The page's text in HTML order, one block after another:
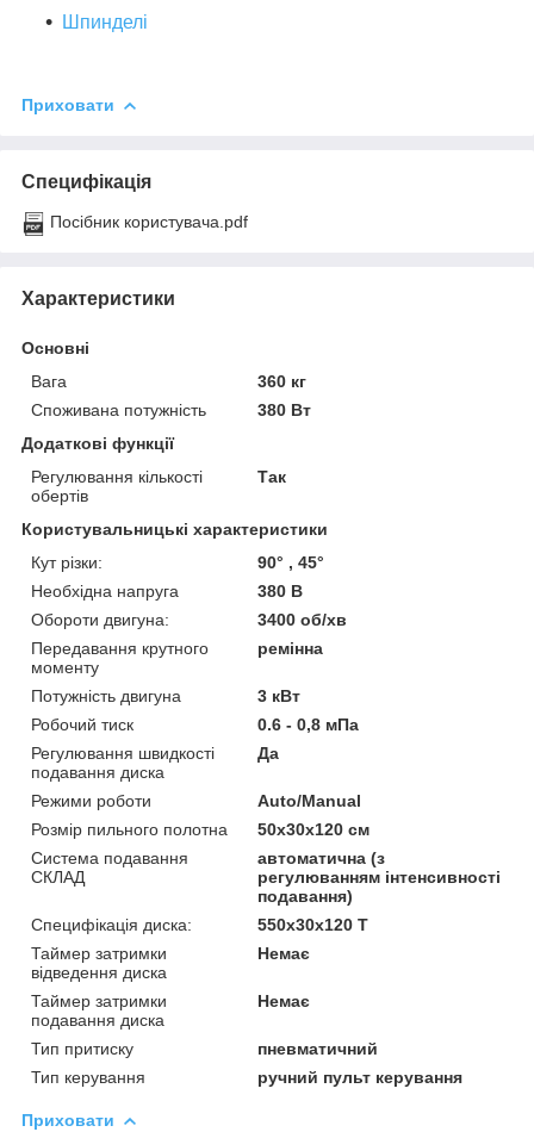
Шпинделі
Приховати
Специфікація
Посібник користувача.pdf
Характеристики
Основні
Вага
360 кг
Споживана потужність
380 Вт
Додаткові функції
Регулювання кількості
обертів
Так
Користувальницькі характеристики
Кут різки:
90° , 45°
Необхідна напруга
380 В
Обороти двигуна:
3400 об/хв
Передавання крутного
моменту
ремінна
Потужність двигуна
3 кВт
Робочий тиск
0.6 - 0,8 мПа
Регулювання швидкості
подавання диска
Да
Режими роботи
Auto/Manual
Розмір пильного полотна
50х30х120 см
Система подавання
СКЛАД
автоматична (з
регулюванням інтенсивності
подавання)
Специфікація диска:
550х30х120 T
Таймер затримки
відведення диска
Немає
Таймер затримки
подавання диска
Немає
Тип притиску
пневматичний
Тип керування
ручний пульт керування
Приховати